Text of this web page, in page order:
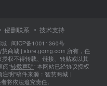
侵删联系 技术支持
· 闽ICP备10011360号
商城 | store.gqmg.com 所有，任
权不得转载、链接、转贴或以其
阅”转载声明“ 本网站已经协议授权
明"稿件来源：智慧商城 |
将依法追究责任。